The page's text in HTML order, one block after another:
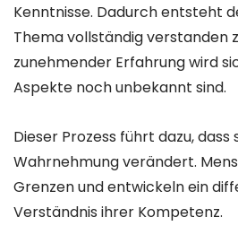
Kenntnisse. Dadurch entsteht
Thema vollständig verstanden
zunehmender Erfahrung wird
Aspekte noch unbekannt sind.
Dieser Prozess führt dazu, dass
Wahrnehmung verändert.
Grenzen und entwickeln ein
Verständnis ihrer Kompetenz.